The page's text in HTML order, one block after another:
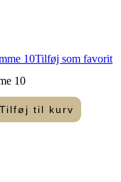
Tilføj som favorit
10
Tilføj til kurv